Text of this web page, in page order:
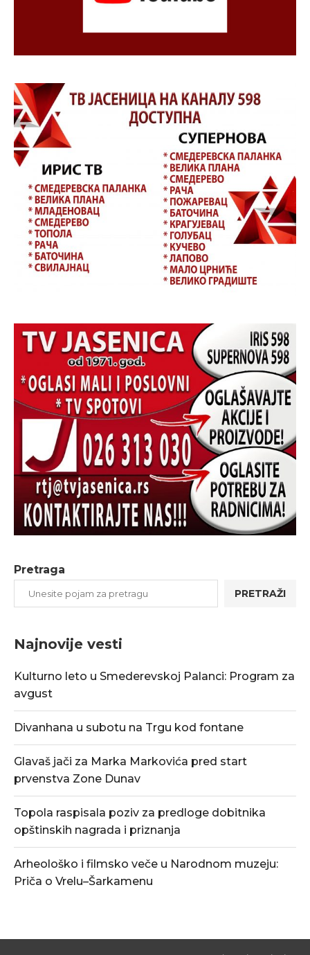
Pretraga
PRETRAŽI
Najnovije vesti
Kulturno leto u Smederevskoj Palanci: Program za
avgust
Divanhana u subotu na Trgu kod fontane
Glavaš jači za Marka Markovića pred start
prvenstva Zone Dunav
Topola raspisala poziv za predloge dobitnika
opštinskih nagrada i priznanja
Arheološko i filmsko veče u Narodnom muzeju:
Priča o Vrelu–Šarkamenu